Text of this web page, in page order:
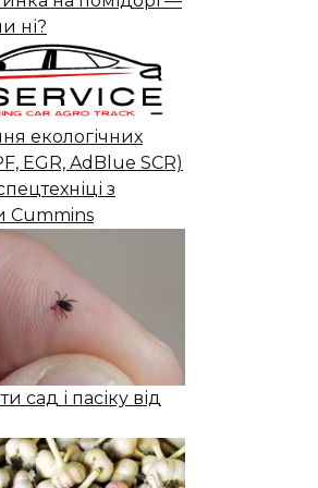
ні?
екологічних
EGR, AdBlue SCR)
з
Cummins
сад і пасіку від